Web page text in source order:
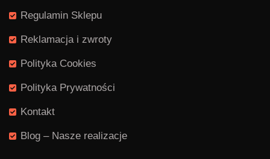
Regulamin Sklepu
Reklamacja i zwroty
Polityka Cookies
Polityka Prywatności
Kontakt
Blog – Nasze realizacje